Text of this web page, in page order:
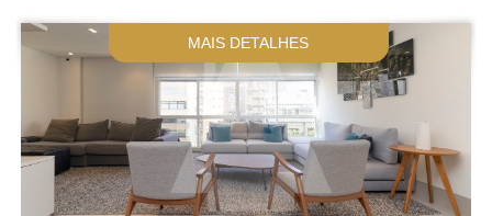
MAIS DETALHES